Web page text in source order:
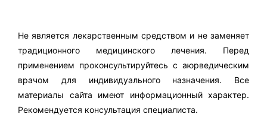
Не является лекарственным средством и не заменяет
традиционного медицинского лечения. Перед
применением проконсультируйтесь с аюрведическим
врачом для индивидуального назначения. Все
материалы сайта имеют информационный характер.
Рекомендуется консультация специалиста.